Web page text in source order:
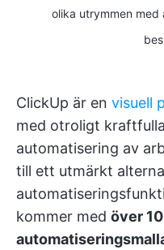
olika utrymmen
ClickUp är en visuell
med otroligt
automatisering av
till ett utmärkt
kommer med över